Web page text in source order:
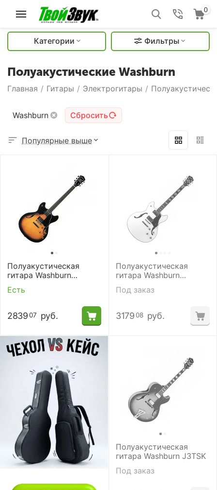
0
Категории Фильтры
Полуакустические Washburn
Главная / Гитары / Электрогитары /
Washburn Сбросить
Популярные выше
Полуакустическая
гитара Washburn
HB30TSK
Есть
2839 07 руб.
Полуакустическая
гитара Washburn
HB35WHK с кейсом
Под заказ
3179 08 руб.
Полуакустическая
гитара Washburn J3TSK
Под заказ